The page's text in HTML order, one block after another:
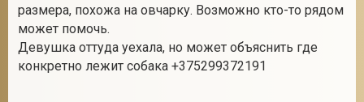
размера, похожа на овчарку. Возможно кто-то рядом
может помочь.
Девушка оттуда уехала, но может объяснить где
конкретно лежит собака +375299372191